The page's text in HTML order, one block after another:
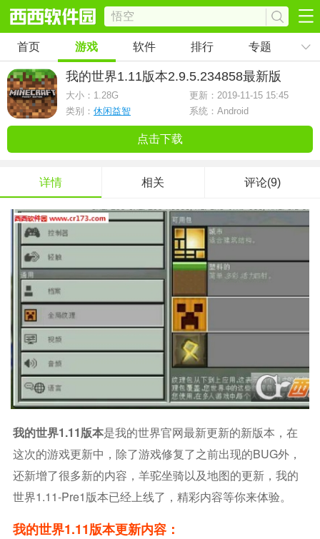
首页 游戏 软件 排行 专题
我的世界1.11版本2.9.5.234858最新版
大小： 1.28G
更新：2019-11-15 15:45
类别： 休闲益智 系统：Android
点击下载
详情 相关 评论(9)
我的世界1.11版本是我的世界官网最新更新的新版本，在
这次的游戏更新中，除了游戏修复了之前出现的BUG外，
还新增了很多新的内容，羊驼坐骑以及地图的更新，我的
世界1.11-Pre1版本已经上线了，精彩内容等你来体验。
我的世界1.11版本更新内容：